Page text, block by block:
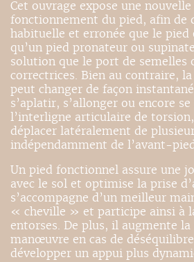
Cet ouvrage expose une
fonctionnement du pied, afin de
habituelle et erronée que le pied
qu’un pied pronateur ou
solution que le port de semelles
correctrices. Bien au contraire,
peut changer de façon
s’aplatir, s’allonger ou encore
l’interligne articulaire de
déplacer latéralement de
indépendamment de l’avant-
Un pied fonctionnel assure une
avec le sol et optimise la prise
s’accompagne d’un meilleur
« cheville » et participe ainsi à
entorses. De plus, il augmente la
manœuvre en cas de
développer un appui plus